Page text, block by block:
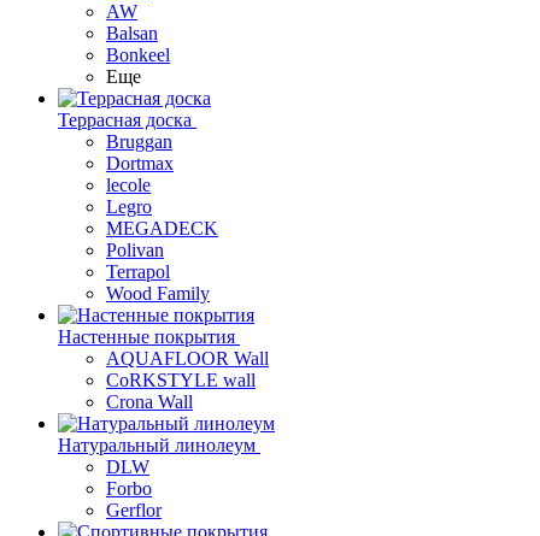
AW
Balsan
Bonkeel
Еще
Террасная доска
Bruggan
Dortmax
lecole
Legro
MEGADECK
Polivan
Terrapol
Wood Family
Настенные покрытия
AQUAFLOOR Wall
CoRKSTYLE wall
Crona Wall
Натуральный линолеум
DLW
Forbo
Gerflor